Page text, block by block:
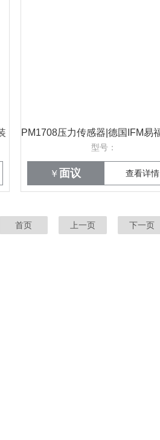
型号：
￥ 面议 查看详情
首页 上一页 下一页